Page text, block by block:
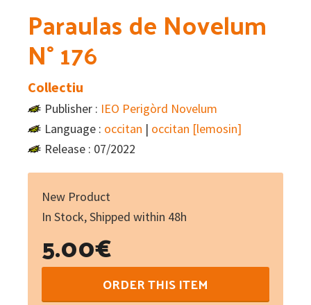
Paraulas de Novelum
N° 176
Collectiu
Publisher : IEO Perigòrd Novelum
Language : occitan | occitan [lemosin]
Release : 07/2022
New Product
In Stock, Shipped within 48h
5.00€
de
ORDER THIS ITEM